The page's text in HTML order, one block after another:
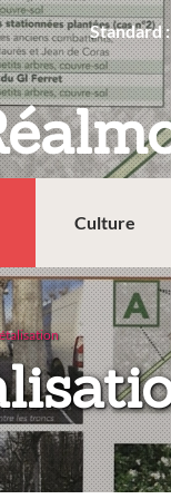
Standard
Culture